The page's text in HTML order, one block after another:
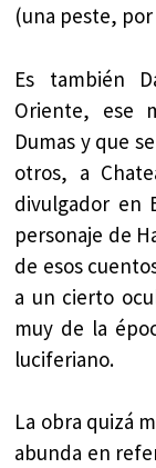
(una peste,
Es también
Oriente, ese
Dumas y que
otros, a
divulgador en
personaje de
de esos
a un cierto
muy de la
luciferiano.
La obra quizá
abunda en